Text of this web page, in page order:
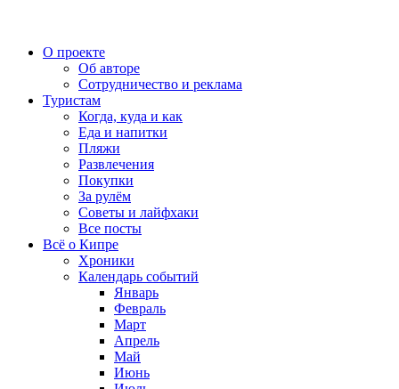
О проекте
Об авторе
Сотрудничество и реклама
Туристам
Когда, куда и как
Еда и напитки
Пляжи
Развлечения
Покупки
За рулём
Советы и лайфхаки
Все посты
Всё о Кипре
Хроники
Календарь событий
Январь
Февраль
Март
Апрель
Май
Июнь